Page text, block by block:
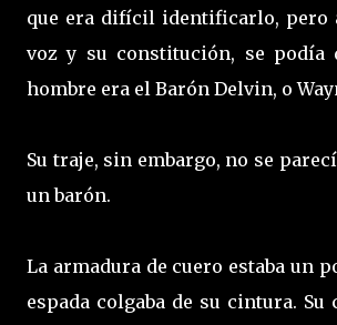
que era difícil identificarlo, pero
voz y su constitución, se podía
hombre era el Barón Delvin, o
Su traje, sin embargo, no se
un barón.
La armadura de cuero estaba un
espada colgaba de su cintura. Su